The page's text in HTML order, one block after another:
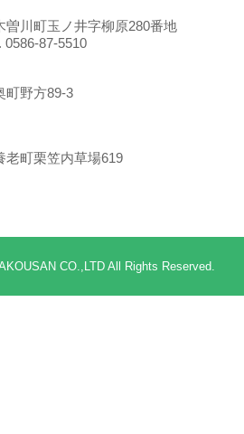
曽川町玉ノ井字柳原280番地
0586-87-5510
町野方89-3
老町栗笠内草場619
CO.,LTD All Rights Reserved.